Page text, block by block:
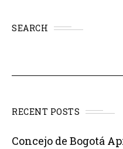
SEARCH
RECENT POSTS
Concejo de Bogotá